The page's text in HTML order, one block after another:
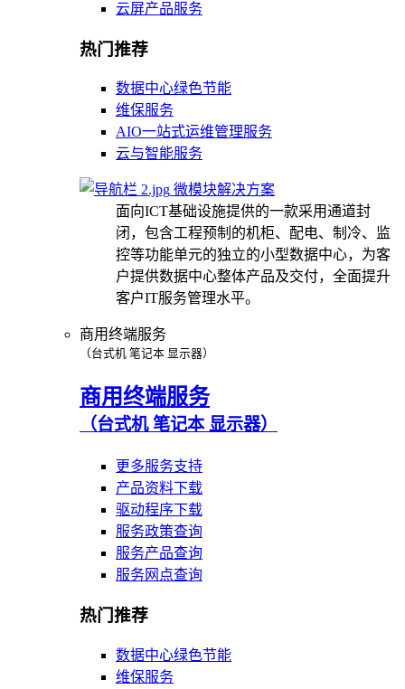
云屏产品服务
热门推荐
数据中心绿色节能
维保服务
AIO一站式运维管理服务
云与智能服务
微模块解决方案
面向ICT基础设施提供的一款采用通道封
闭，包含工程预制的机柜、配电、制冷、监
控等功能单元的独立的小型数据中心，为客
户提供数据中心整体产品及交付，全面提升
客户IT服务管理水平。
商用终端服务
（台式机 笔记本 显示器）
商用终端服务
（台式机 笔记本 显示器）
更多服务支持
产品资料下载
驱动程序下载
服务政策查询
服务产品查询
服务网点查询
热门推荐
数据中心绿色节能
维保服务